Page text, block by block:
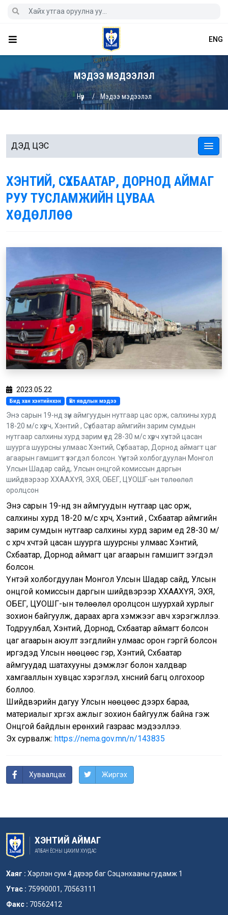
ENG
МЭДЭЭ МЭДЭЭЛЭЛ
Нүүр Мэдээ мэдээлэл
ДЭД ЦЭС
ХЭНТИЙ, СҮХБААТАР, ДОРНОД АЙМАГ
РУУ ТУСЛАМЖИЙН ЦУВАА
ХӨДӨЛЛӨӨ
2023.05.22
Бид хан хэнтийнхэн Үйл явдлын мэдээ
Энэ сарын 19-нд зүүн аймгуудын нутгаар цас орж, салхины хурд
18-20 м/с хүрч, Хэнтий , Сүхбаатар аймгийн зарим сумдын
нутгаар салхины хурд зарим үед 28-30 м/с хүрч хүчтэй цасан
шуурга шуурсны улмаас Хэнтий, Сүхбаатар, Дорнод аймагт цаг
агаарын гамшигт үзэгдэл болсон. Үүнтэй холбогдуулан Монгол
Улсын Шадар сайд, Улсын онцгой комиссын даргын
шийдвэрээр ХХААХҮЯ, ЭХЯ, ОБЕГ, ЦУОШГ-ын төлөөлөл
оролцсон
Энэ сарын 19-нд зүүн аймгуудын нутгаар цас орж,
салхины хурд 18-20 м/с хүрч, Хэнтий , Сүхбаатар аймгийн
зарим сумдын нутгаар салхины хурд зарим үед 28-30 м/
с хүрч хүчтэй цасан шуурга шуурсны улмаас Хэнтий,
Сүхбаатар, Дорнод аймагт цаг агаарын гамшигт үзэгдэл
болсон.
Үүнтэй холбогдуулан Монгол Улсын Шадар сайд, Улсын
онцгой комиссын даргын шийдвэрээр ХХААХҮЯ, ЭХЯ,
ОБЕГ, ЦУОШГ-ын төлөөлөл оролцсон шуурхай хурлыг
зохион байгуулж, дараах арга хэмжээг авч хэрэгжүүллээ.
Тодруулбал, Хэнтий, Дорнод, Сүхбаатар аймагт болсон
цаг агаарын аюулт үзэгдлийн улмаас орон гэргүй болсон
иргэдэд Улсын нөөцөөс гэр, Хэнтий, Сүхбаатар
аймгуудад шатахууны дэмжлэг болон халдвар
хамгааллын хувцас хэрэглэл, хүнсний багц олгохоор
боллоо.
Шийдвэрийн дагуу Улсын нөөцөөс дээрх бараа,
материалыг хүргэх ажлыг зохион байгуулж байна гэж
Онцгой байдлын ерөнхий газраас мэдээллээ.
Эх сурвалж: https://nema.gov.mn/n/143835
Хуваалцах Жиргэх
ХЭНТИЙ АЙМАГ
АЛБАН ЁСНЫ ЦАХИМ ХУУДАС
Хаяг : Хэрлэн сум 4 дүгээр баг Сэцэнхааны гудамж 1
Утас : 75990001, 70563111
Факс : 70562412